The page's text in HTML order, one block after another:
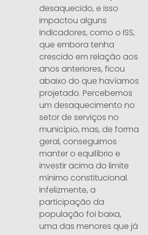
desaquecido, e isso
impactou alguns
indicadores, como o ISS,
que embora tenha
crescido em relação aos
anos anteriores, ficou
abaixo do que havíamos
projetado. Percebemos
um desaquecimento no
setor de serviços no
município, mas, de forma
geral, conseguimos
manter o equilíbrio e
investir acima do limite
mínimo constitucional.
Infelizmente, a
participação da
população foi baixa,
uma das menores que já